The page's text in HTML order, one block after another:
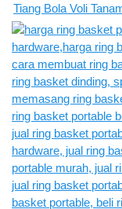
Tiang Bola Voli